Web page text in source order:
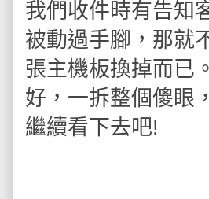
我們收件時有告知
被動過手腳，那就
張主機板換掉而已
好，一拆整個傻眼
繼續看下去吧!